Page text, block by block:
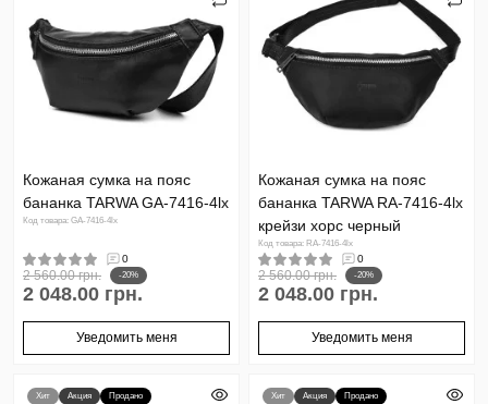
Кожаная сумка на пояс
бананка TARWA GA-7416-4lx
Код товара: GA-7416-4lx
0
2 560.00 грн. -20%
2 048.00 грн.
Уведомить меня
Кожаная сумка на пояс
бананка TARWA RA-7416-4lx
крейзи хорс черный
Код товара: RA-7416-4lx
0
2 560.00 грн. -20%
2 048.00 грн.
Уведомить меня
Хит Акция Продано Хит Акция Продано